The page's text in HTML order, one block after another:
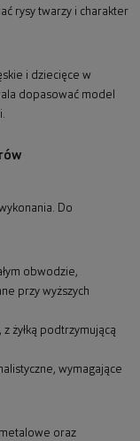
rysy twarzy i charakter
i dziecięce w
dopasować model
Do
obwodzie,
przy wyższych
żyłką podtrzymującą
wymagające
oraz